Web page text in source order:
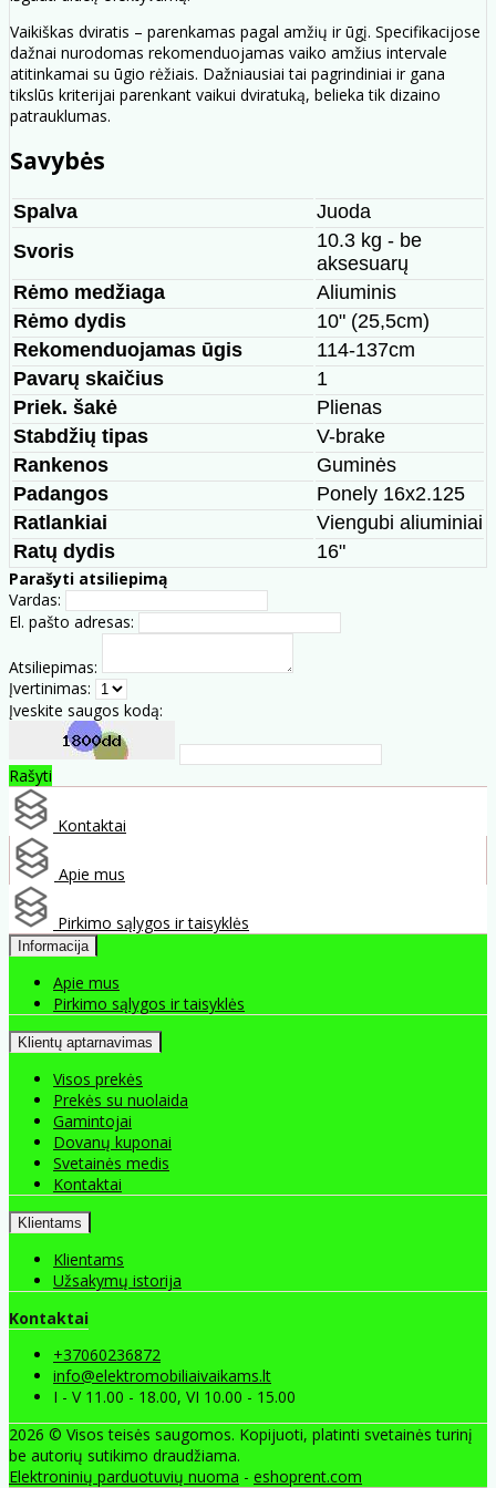
Vaikiškas dviratis – parenkamas pagal amžių ir ūgį. Specifikacijose
dažnai nurodomas rekomenduojamas vaiko amžius intervale
atitinkamai su ūgio rėžiais. Dažniausiai tai pagrindiniai ir gana
tikslūs kriterijai parenkant vaikui dviratuką, belieka tik dizaino
patrauklumas.
Savybės
Spalva
Juoda
Svoris
10.3 kg - be
aksesuarų
Rėmo medžiaga
Aliuminis
Rėmo dydis
10" (25,5cm)
Rekomenduojamas ūgis
114-137cm
Pavarų skaičius
1
Priek. šakė
Plienas
Stabdžių tipas
V-brake
Rankenos
Guminės
Padangos
Ponely 16x2.125
Ratlankiai
Viengubi aliuminiai
Ratų dydis
16"
Parašyti atsiliepimą
Vardas:
El. pašto adresas:
Atsiliepimas:
Įvertinimas:
Įveskite saugos kodą:
Rašyti
Kontaktai
Apie mus
Pirkimo sąlygos ir taisyklės
Informacija
Apie mus
Pirkimo sąlygos ir taisyklės
Klientų aptarnavimas
Visos prekės
Prekės su nuolaida
Gamintojai
Dovanų kuponai
Svetainės medis
Kontaktai
Klientams
Klientams
Užsakymų istorija
Kontaktai
+37060236872
info@elektromobiliaivaikams.lt
I - V 11.00 - 18.00, VI 10.00 - 15.00
2026 © Visos teisės saugomos. Kopijuoti, platinti svetainės turinį
be autorių sutikimo draudžiama.
Elektroninių parduotuvių nuoma - eshoprent.com